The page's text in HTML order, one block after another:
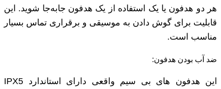
هر دو هدفون یا یک استفاده از یک هدفون جابه‌جا شوید. این
قابلیت برای گوش دادن به موسیقی و برقراری تماس بسیار
مناسب است.
ضد آب بودن هدفون:
این هدفون های بی سیم واقعی دارای استاندارد IPX5